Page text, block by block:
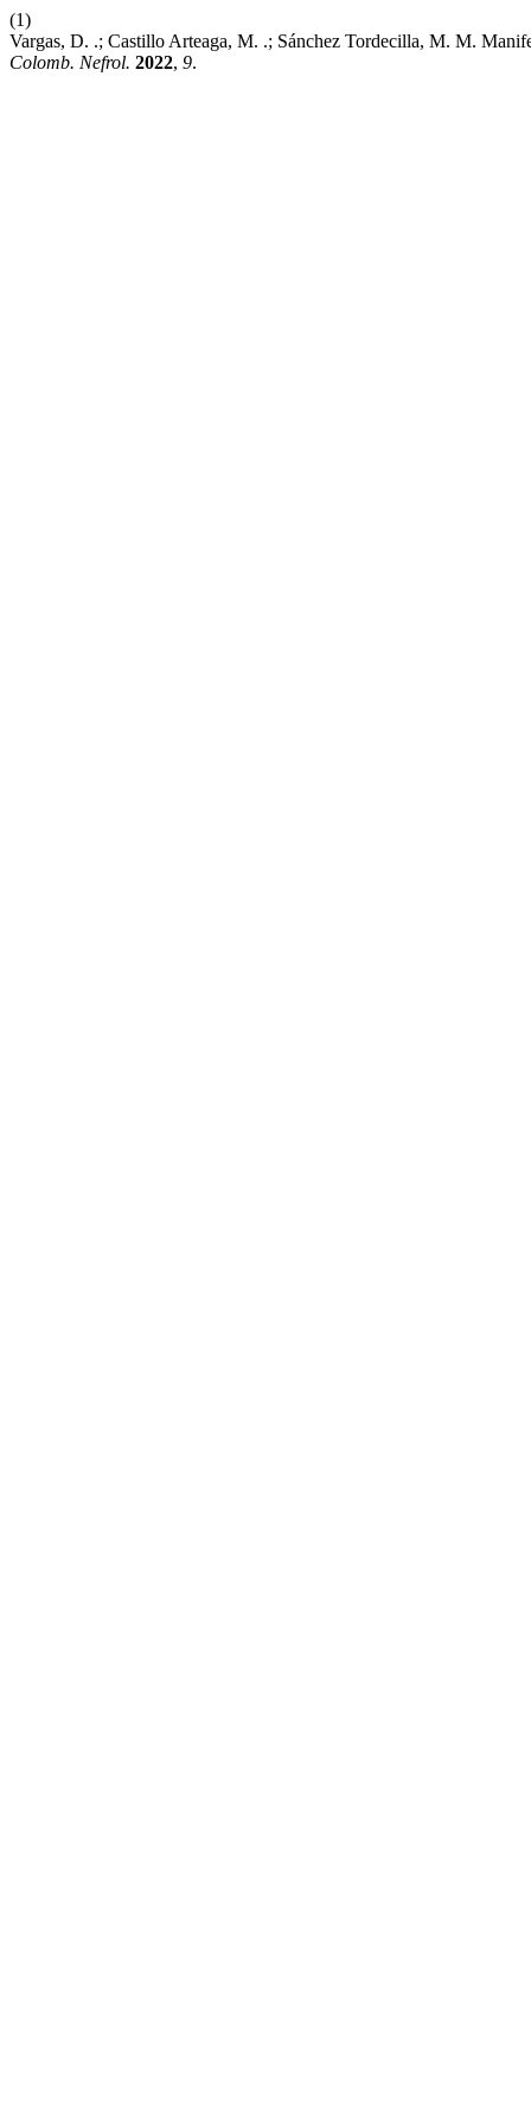
(1)
Vargas, D. .; Castillo Arteaga, M. .; Sánchez Tordecilla, M. M.
Colomb. Nefrol. 2022, 9.